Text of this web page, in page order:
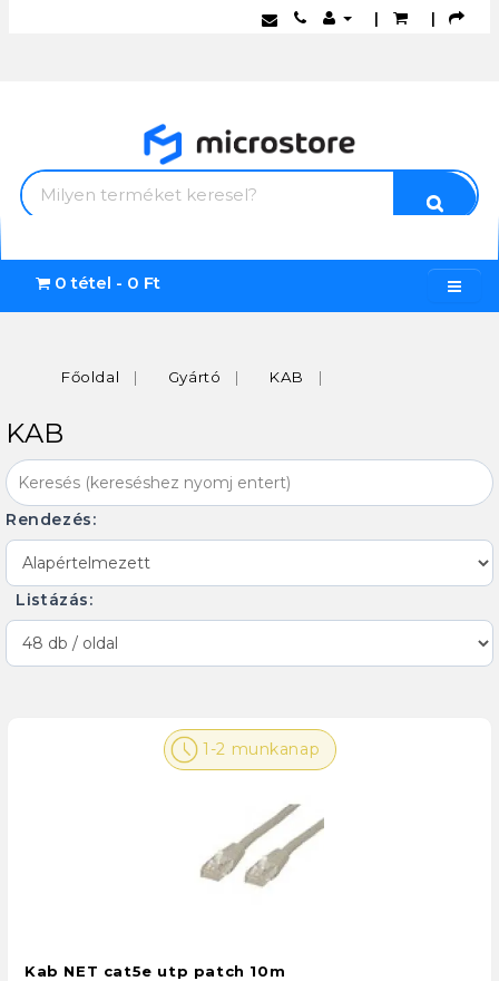
| |
0 tétel - 0 Ft
Főoldal Gyártó KAB
KAB
Rendezés:
Listázás:
1-2 munkanap
Kab NET cat5e utp patch 10m